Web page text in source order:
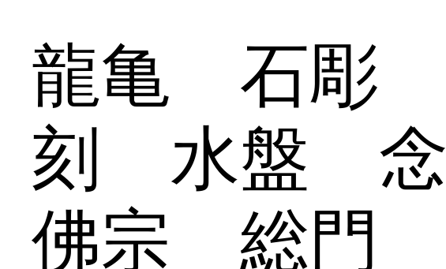
龍亀 石彫
刻 水盤 念
佛宗 総門